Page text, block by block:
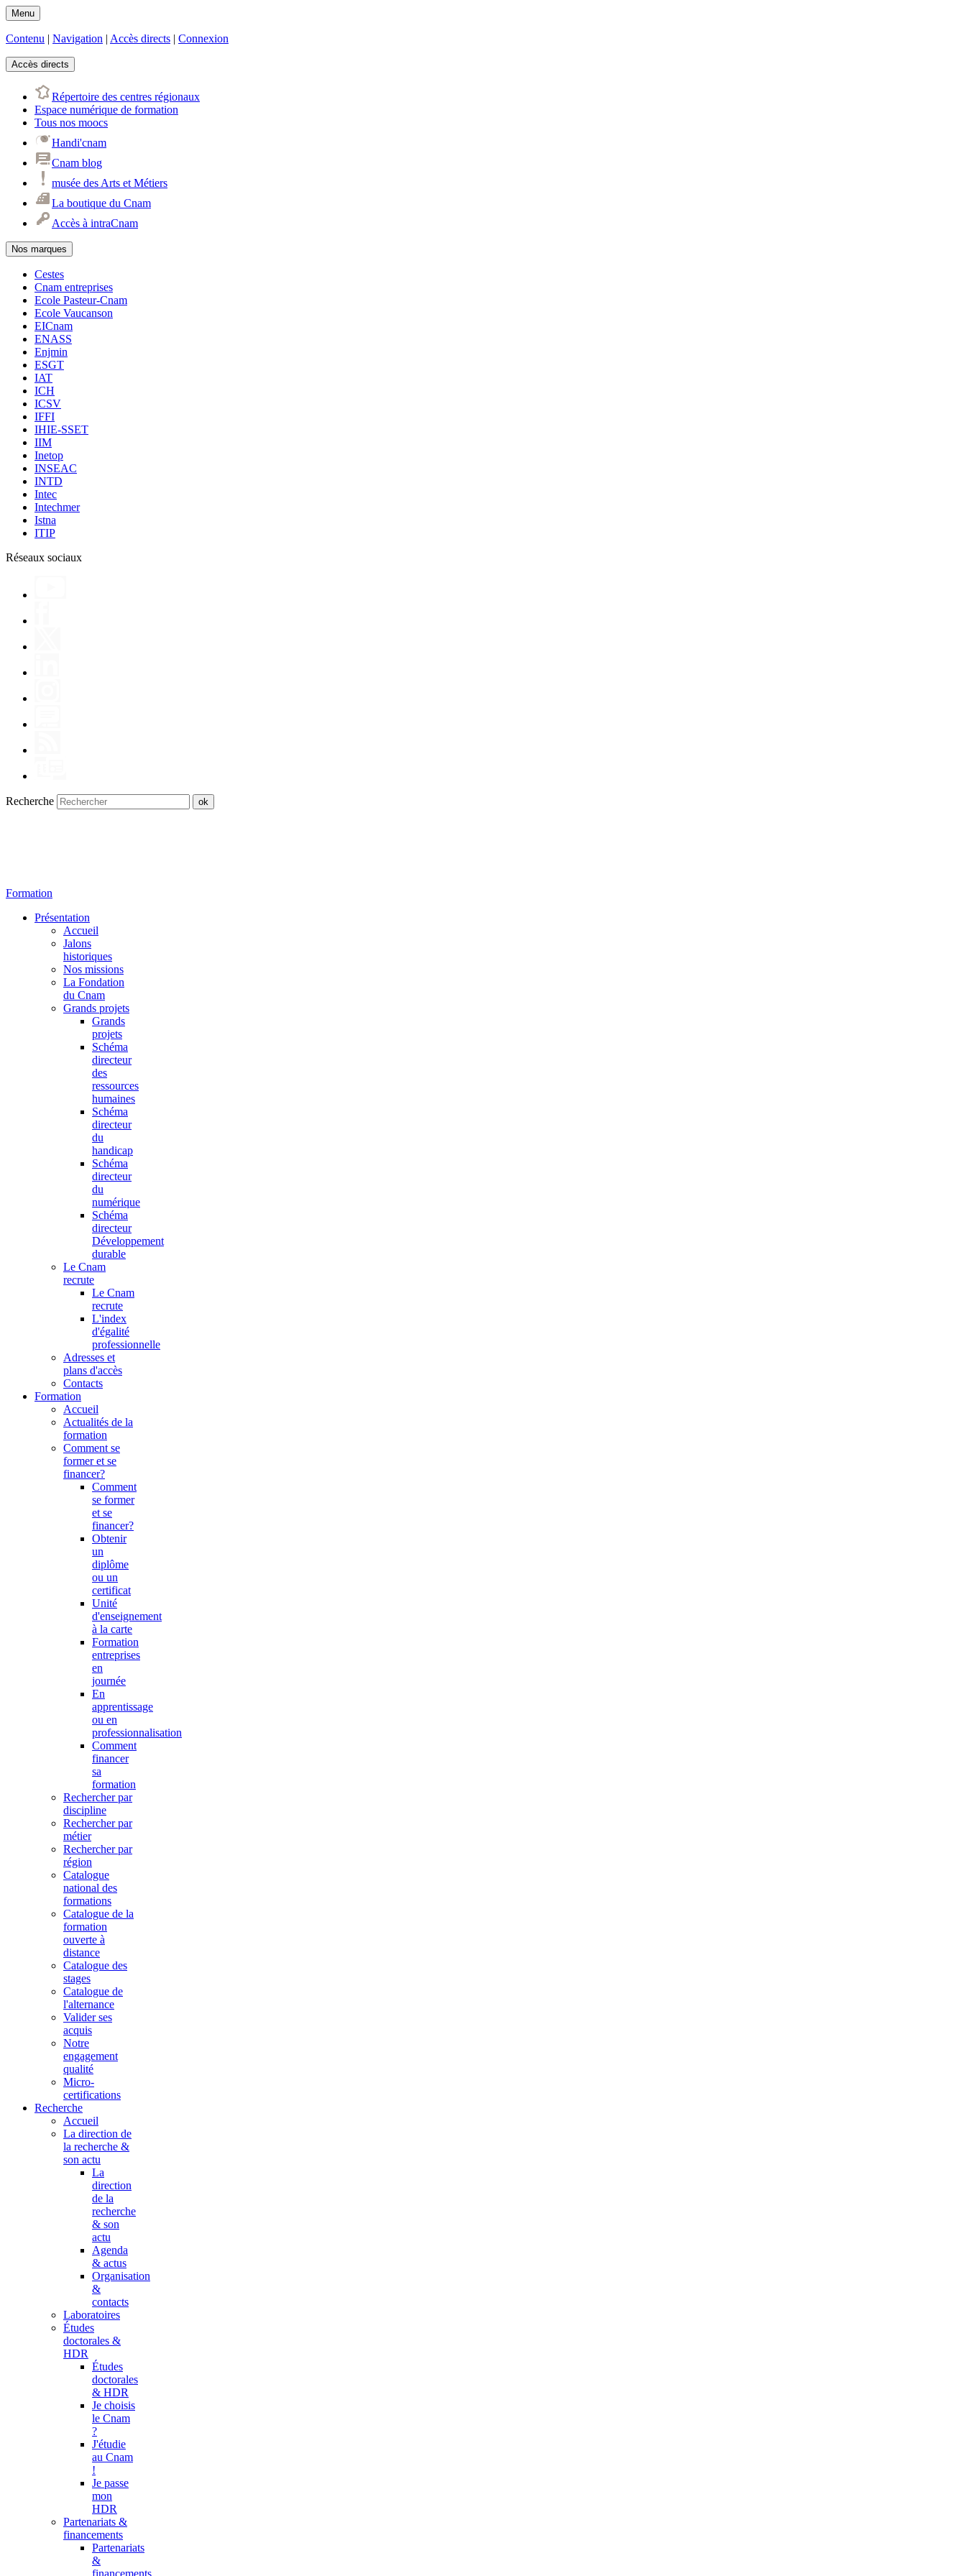
Menu
Contenu | Navigation | Accès directs | Connexion
Accès directs
Répertoire des centres régionaux
Espace numérique de formation
Tous nos moocs
Handi'cnam
Cnam blog
musée des Arts et Métiers
La boutique du Cnam
Accès à intraCnam
Nos marques
Cestes
Cnam entreprises
Ecole Pasteur-Cnam
Ecole Vaucanson
EICnam
ENASS
Enjmin
ESGT
IAT
ICH
ICSV
IFFI
IHIE-SSET
IIM
Inetop
INSEAC
INTD
Intec
Intechmer
Istna
ITIP
Réseaux sociaux
Recherche
Formation
Présentation
Accueil
Jalons
historiques
Nos missions
La Fondation
du Cnam
Grands projets
Grands
projets
Schéma
directeur
des
ressources
humaines
Schéma
directeur
du
handicap
Schéma
directeur
du
numérique
Schéma
directeur
Développement
durable
Le Cnam
recrute
Le Cnam
recrute
L'index
d'égalité
professionnelle
Adresses et
plans d'accès
Contacts
Formation
Accueil
Actualités de la
formation
Comment se
former et se
financer?
Comment
se former
et se
financer?
Obtenir
un
diplôme
ou un
certificat
Unité
d'enseignement
à la carte
Formation
entreprises
en
journée
En
apprentissage
ou en
professionnalisation
Comment
financer
sa
formation
Rechercher par
discipline
Rechercher par
métier
Rechercher par
région
Catalogue
national des
formations
Catalogue de la
formation
ouverte à
distance
Catalogue des
stages
Catalogue de
l'alternance
Valider ses
acquis
Notre
engagement
qualité
Micro-
certifications
Recherche
Accueil
La direction de
la recherche &
son actu
La
direction
de la
recherche
& son
actu
Agenda
& actus
Organisation
&
contacts
Laboratoires
Études
doctorales &
HDR
Études
doctorales
& HDR
Je choisis
le Cnam
?
J'étudie
au Cnam
!
Je passe
mon
HDR
Partenariats &
financements
Partenariats
&
financements